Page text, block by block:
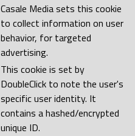
Casale Media sets this cookie
to collect information on user
behavior, for targeted
advertising.
This cookie is set by
DoubleClick to note the user's
specific user identity. It
contains a hashed/encrypted
unique ID.